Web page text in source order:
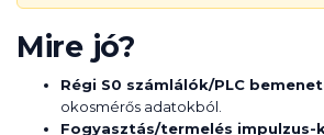
Mire jó?
Régi S0 számlálók/PLC
okosmérős adatokból.
Fogyasztás/termelés impulzus-